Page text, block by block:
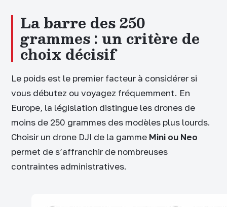
La barre des 250
grammes : un critère de
choix décisif
Le poids est le premier facteur à considérer si
vous débutez ou voyagez fréquemment. En
Europe, la législation distingue les drones de
moins de 250 grammes des modèles plus lourds.
Choisir un drone DJI de la gamme Mini ou Neo
permet de s’affranchir de nombreuses
contraintes administratives.